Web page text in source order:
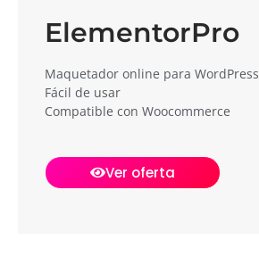
ElementorPro
Maquetador online para WordPress
Fácil de usar
Compatible con Woocommerce
Ver oferta